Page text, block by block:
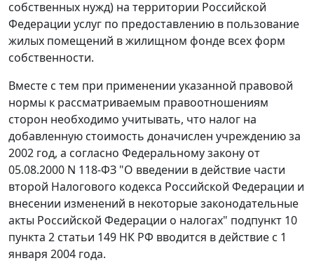
собственных нужд) на территории Российской
Федерации услуг по предоставлению в пользование
жилых помещений в жилищном фонде всех форм
собственности.
Вместе с тем при применении указанной правовой
нормы к рассматриваемым правоотношениям
сторон необходимо учитывать, что налог на
добавленную стоимость доначислен учреждению за
2002 год, а согласно Федеральному закону от
05.08.2000 N 118-ФЗ "О введении в действие части
второй Налогового кодекса Российской Федерации и
внесении изменений в некоторые законодательные
акты Российской Федерации о налогах" подпункт 10
пункта 2 статьи 149 НК РФ вводится в действие с 1
января 2004 года.